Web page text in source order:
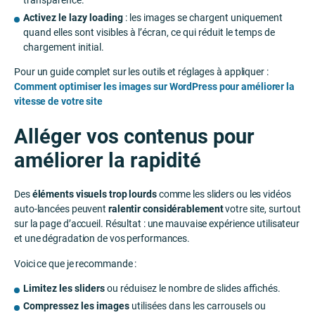
Activez le lazy loading: les images se chargent uniquement
quand elles sont visibles à l’écran, ce qui réduit le temps de
chargement initial.
Pour un guide complet sur les outils et réglages à appliquer :
Comment optimiser les images sur WordPress pour améliorer la
vitesse de votre site
Alléger vos contenus pour
améliorer la rapidité
Deséléments visuels trop lourdscomme les sliders ou les vidéos
auto-lancées peuvent ralentir considérablementvotre site, surtout
sur la page d’accueil. Résultat : une mauvaise expérience utilisateur
et une dégradation de vos performances.
Voici ce que je recommande :
Limitez les slidersou réduisez le nombre de slides affichés.
Compressez les imagesutilisées dans les carrousels ou